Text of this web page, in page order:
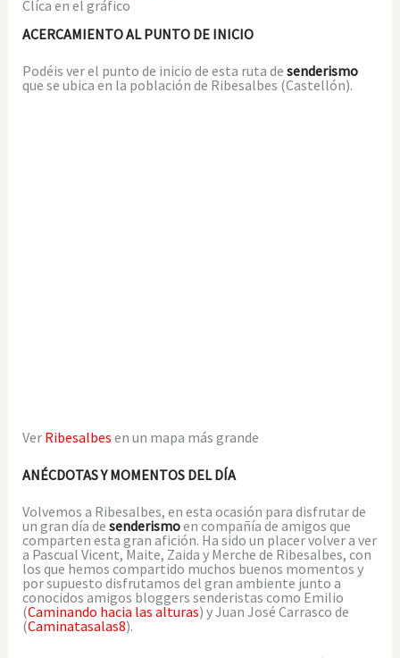
Clíca en el gráfico
ACERCAMIENTO AL PUNTO DE INICIO
Podéis ver el punto de inicio de esta ruta de senderismo
que se ubica en la población de Ribesalbes (Castellón).
Ver Ribesalbes en un mapa más grande
ANÉCDOTAS Y MOMENTOS DEL DÍA
Volvemos a Ribesalbes, en esta ocasión para disfrutar de
un gran día de senderismoen compañía de amigos que
comparten esta gran afición. Ha sido un placer volver a ver
a Pascual Vicent, Maite, Zaida y Merche de Ribesalbes, con
los que hemos compartido muchos buenos momentos y
por supuesto disfrutamos del gran ambiente junto a
conocidos amigos bloggers senderistas como Emilio
(Caminando hacia las alturas) y Juan José Carrasco de
(Caminatasalas8).